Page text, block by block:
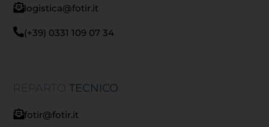
logistica@fotir.it
(+39) 0331 109 07 34
REPARTOTECNICO
fotir@fotir.it